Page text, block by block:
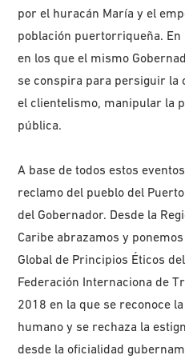
por el huracán María y el
población puertorriqueña.
en los que el mismo
se conspira para persiguir la
el clientelismo, manipular la
pública.
A base de todos estos
reclamo del pueblo del
del Gobernador. Desde la
Caribe abrazamos y
Global de Principios Éticos
Federación Internaciona de
2018 en la que se reconoce
humano y se rechaza la
desde la oficialidad